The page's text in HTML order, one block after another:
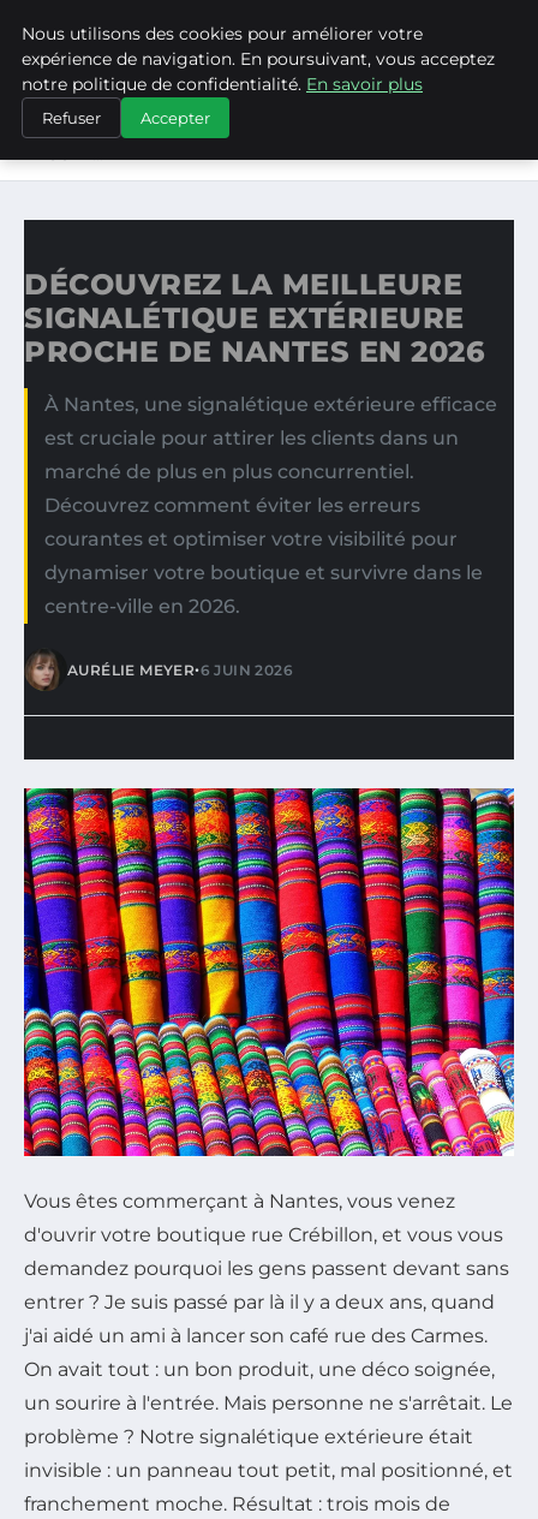
ASVPP
ACCUEIL
DÉCOUVREZ LA MEILLEURE SIGNALÉTIQUE EXTÉRIEURE
DÉCOUVREZ LA MEILLEURE
SIGNALÉTIQUE EXTÉRIEURE
PROCHE DE NANTES EN 2026
À Nantes, une signalétique extérieure efficace
est cruciale pour attirer les clients dans un
marché de plus en plus concurrentiel.
Découvrez comment éviter les erreurs
courantes et optimiser votre visibilité pour
dynamiser votre boutique et survivre dans le
centre-ville en 2026.
AURÉLIE MEYER•6 JUIN 2026
Vous êtes commerçant à Nantes, vous venez
d'ouvrir votre boutique rue Crébillon, et vous vous
demandez pourquoi les gens passent devant sans
entrer ? Je suis passé par là il y a deux ans, quand
j'ai aidé un ami à lancer son café rue des Carmes.
On avait tout : un bon produit, une déco soignée,
un sourire à l'entrée. Mais personne ne s'arrêtait. Le
problème ? Notre signalétique extérieure était
invisible : un panneau tout petit, mal positionné, et
franchement moche. Résultat : trois mois de
Nous utilisons des cookies pour améliorer votre
expérience de navigation. En poursuivant, vous acceptez
notre politique de confidentialité. En savoir plus
Refuser Accepter